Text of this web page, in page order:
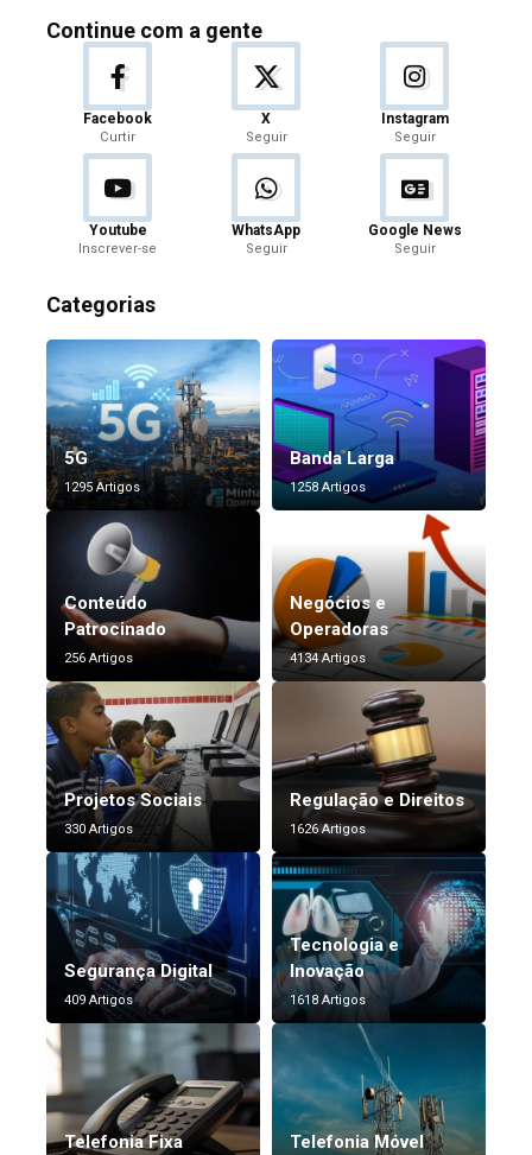
Continue com a gente
Facebook
Curtir
X
Seguir
Instagram
Seguir
Youtube
Inscrever-se
WhatsApp
Seguir
Google News
Seguir
Categorias
5G
1295 Artigos
Banda Larga
1258 Artigos
Conteúdo
Patrocinado
256 Artigos
Negócios e
Operadoras
4134 Artigos
Projetos Sociais
330 Artigos
Regulação e Direitos
1626 Artigos
Segurança Digital
409 Artigos
Tecnologia e
Inovação
1618 Artigos
Telefonia Fixa Telefonia Móvel